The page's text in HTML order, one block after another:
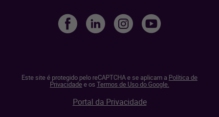
Este site é protegido pelo reCAPTCHA e se aplicam a Política de
Privacidadee os Termos de Uso do Google.
Portal da Privacidade